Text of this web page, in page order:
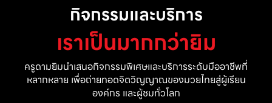
กิจกรรมและบริการ
เราเป็นมากกว่ายิม
ครูดามยิมนำเสนอกิจกรรมพิเศษและบริการระดับมืออาชีพที่
หลากหลาย เพื่อถ่ายทอดจิตวิญญาณของมวยไทยสู่ผู้เรียน
องค์กร และผู้ชมทั่วโลก